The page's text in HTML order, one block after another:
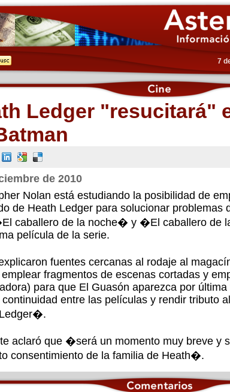
7
Ledger "resucitará"
de 2010
Nolan está estudiando la posibilidad de
de Heath Ledger para solucionar problemas
caballero de la noche� y �El caballero de
película de la serie.
fuentes cercanas al rodaje al
fragmentos de escenas cortadas y
para que El Guasón aparezca por
entre las películas y rendir tributo
aclaró que �será un momento muy breve y
consentimiento de la familia de Heath�.